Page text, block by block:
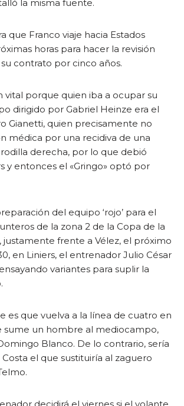
la misma fuente.
que Franco viaje hacia Estados
horas para hacer la revisión
contrato por cinco años.
vital porque quien iba a ocupar su
dirigido por Gabriel Heinze era el
Gianetti, quien precisamente no
médica por una recidiva de una
derecha, por lo que debió
y entonces el «Gringo» optó por
del equipo ‘rojo’ para el
de la zona 2 de la Copa de la
justamente frente a Vélez, el próximo
en Liniers, el entrenador Julio César
variantes para suplir la
es que vuelva a la línea de cuatro en
sume un hombre al mediocampo,
Blanco. De lo contrario, sería
el que sustituiría al zaguero